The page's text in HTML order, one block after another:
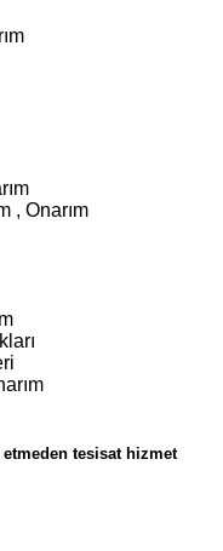
, Onarım
tesisat hizmet